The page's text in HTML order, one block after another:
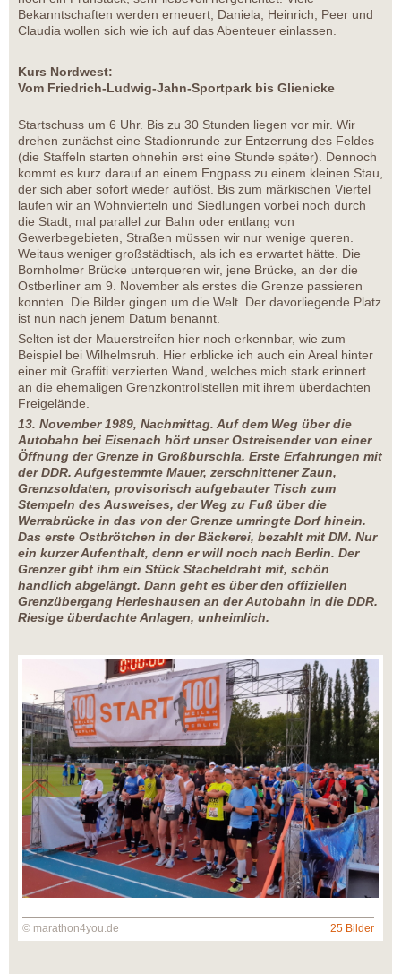
Bekanntschaften werden erneuert, Daniela, Heinrich, Peer und
Claudia wollen sich wie ich auf das Abenteuer einlassen.
Kurs Nordwest:
Vom Friedrich-Ludwig-Jahn-Sportpark bis Glienicke
Startschuss um 6 Uhr. Bis zu 30 Stunden liegen vor mir. Wir
drehen zunächst eine Stadionrunde zur Entzerrung des Feldes
(die Staffeln starten ohnehin erst eine Stunde später). Dennoch
kommt es kurz darauf an einem Engpass zu einem kleinen Stau,
der sich aber sofort wieder auflöst. Bis zum märkischen Viertel
laufen wir an Wohnvierteln und Siedlungen vorbei noch durch
die Stadt, mal parallel zur Bahn oder entlang von
Gewerbegebieten, Straßen müssen wir nur wenige queren.
Weitaus weniger großstädtisch, als ich es erwartet hätte. Die
Bornholmer Brücke unterqueren wir, jene Brücke, an der die
Ostberliner am 9. November als erstes die Grenze passieren
konnten. Die Bilder gingen um die Welt. Der davorliegende Platz
ist nun nach jenem Datum benannt.
Selten ist der Mauerstreifen hier noch erkennbar, wie zum
Beispiel bei Wilhelmsruh. Hier erblicke ich auch ein Areal hinter
einer mit Graffiti verzierten Wand, welches mich stark erinnert
an die ehemaligen Grenzkontrollstellen mit ihrem überdachten
Freigelände.
13. November 1989, Nachmittag. Auf dem Weg über die
Autobahn bei Eisenach hört unser Ostreisender von einer
Öffnung der Grenze in Großburschla. Erste Erfahrungen mit
der DDR. Aufgestemmte Mauer, zerschnittener Zaun,
Grenzsoldaten, provisorisch aufgebauter Tisch zum
Stempeln des Ausweises, der Weg zu Fuß über die
Werrabrücke in das von der Grenze umringte Dorf hinein.
Das erste Ostbrötchen in der Bäckerei, bezahlt mit DM. Nur
ein kurzer Aufenthalt, denn er will noch nach Berlin. Der
Grenzer gibt ihm ein Stück Stacheldraht mit, schön
handlich abgelängt. Dann geht es über den offiziellen
Grenzübergang Herleshausen an der Autobahn in die DDR.
Riesige überdachte Anlagen, unheimlich.
© marathon4you.de 25 Bilder